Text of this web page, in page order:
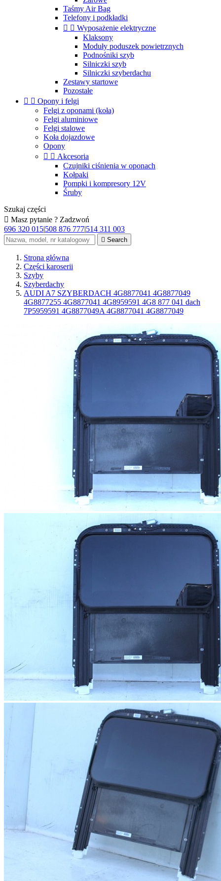
Taśmy Air Bag
Telefony i podkładki
  Wyposażenie elektryczne
Klaksony
Moduły poduszek powietrznych
Podnośniki szyb
Silniczki szyb
Silniczki szyberdachu
Zestawy startowe
Pozostałe
  Opony i felgi
Felgi z oponami (koła)
Felgi aluminiowe
Felgi stalowe
Koła dojazdowe
Opony
  Akcesoria
Czujniki ciśnienia w oponach
Kołpaki
Pompki i kompresory 12V
Śruby
Szukaj części
 Masz pytanie ? Zadzwoń
696 320 015|508 876 777|514 311 003
 Search
Strona główna
Części karoserii
Szyby
Szyberdachy
AUDI A7 SZYBERDACH 4G8877041 4G8877049
4G8877255 4G8877041 4G8959591 4G8 877 041 dach
7P5959591 4G8877049A 4G8877041 4G8877049